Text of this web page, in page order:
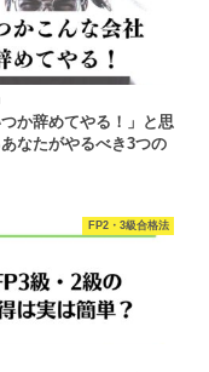
つか辞めてやる！」と思
なたがやるべき3つの
FP2・3級合格法